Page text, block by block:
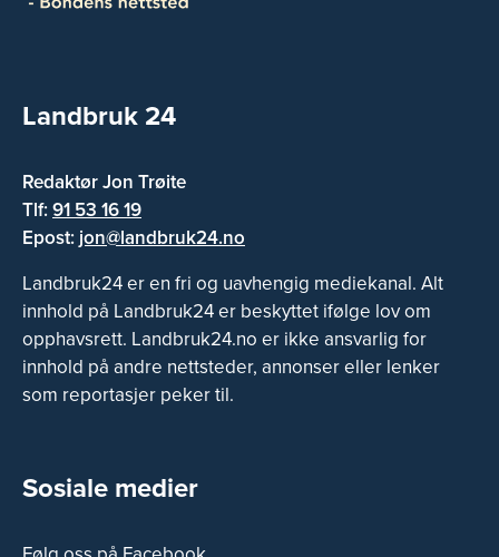
Landbruk 24
Redaktør Jon Trøite
Tlf:91 53 16 19
Epost: jon@landbruk24.no
Landbruk24 er en fri og uavhengig mediekanal. Alt
innhold på Landbruk24 er beskyttet ifølge lov om
opphavsrett. Landbruk24.no er ikke ansvarlig for
innhold på andre nettsteder, annonser eller lenker
som reportasjer peker til.
Sosiale medier